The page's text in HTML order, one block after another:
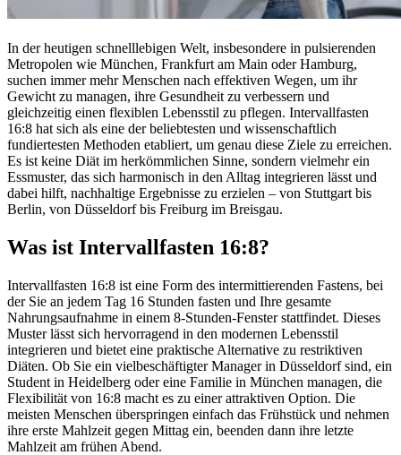
In der heutigen schnelllebigen Welt, insbesondere in pulsierenden
Metropolen wie München, Frankfurt am Main oder Hamburg,
suchen immer mehr Menschen nach effektiven Wegen, um ihr
Gewicht zu managen, ihre Gesundheit zu verbessern und
gleichzeitig einen flexiblen Lebensstil zu pflegen. Intervallfasten
16:8 hat sich als eine der beliebtesten und wissenschaftlich
fundiertesten Methoden etabliert, um genau diese Ziele zu erreichen.
Es ist keine Diät im herkömmlichen Sinne, sondern vielmehr ein
Essmuster, das sich harmonisch in den Alltag integrieren lässt und
dabei hilft, nachhaltige Ergebnisse zu erzielen – von Stuttgart bis
Berlin, von Düsseldorf bis Freiburg im Breisgau.
Was ist Intervallfasten 16:8?
Intervallfasten 16:8 ist eine Form des intermittierenden Fastens, bei
der Sie an jedem Tag 16 Stunden fasten und Ihre gesamte
Nahrungsaufnahme in einem 8-Stunden-Fenster stattfindet. Dieses
Muster lässt sich hervorragend in den modernen Lebensstil
integrieren und bietet eine praktische Alternative zu restriktiven
Diäten. Ob Sie ein vielbeschäftigter Manager in Düsseldorf sind, ein
Student in Heidelberg oder eine Familie in München managen, die
Flexibilität von 16:8 macht es zu einer attraktiven Option. Die
meisten Menschen überspringen einfach das Frühstück und nehmen
ihre erste Mahlzeit gegen Mittag ein, beenden dann ihre letzte
Mahlzeit am frühen Abend.